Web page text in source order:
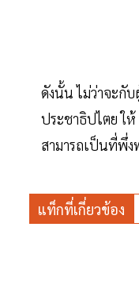
ดังนั้น ไม่ว่าจะกั
ประชาธิปไตย ใ
สามารถเป็นที่พึ่ง
แท็กที่เกี่ยวข้อง